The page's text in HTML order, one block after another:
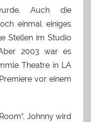
Auch die
einmal einiges
Stellen im Studio
2003 war es
Theatre in LA
vor einem
Johnny wird